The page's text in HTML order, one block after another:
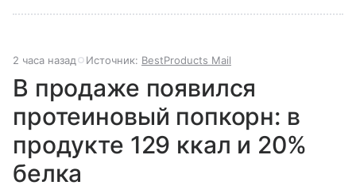
2 часа назад Источник: BestProducts Mail
В продаже появился
протеиновый попкорн: в
продукте 129 ккал и 20%
белка